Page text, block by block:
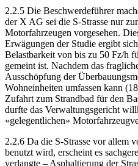
2.2.5 Die Beschwerdeführer
der X AG sei die S-Strasse nur
Motorfahrzeugen vorgesehen.
Erwägungen der Studie ergibt
Belastbarkeit von bis zu 50 Fz/h
gemeint ist. Nachdem das
Ausschöpfung der
Wohneinheiten umfassen kann
Zufahrt zum Strandbad für den
durfte das Verwaltungsgericht
«gelegentlichen»
2.2.6 Da die S-Strasse vor allem
benutzt wird, erscheint es
verlangte – Asphaltierung der